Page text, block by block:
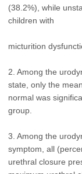
(38.2%), while
children with
micturition
2. Among the
state, only the
normal was
group.
3. Among the
symptom, all
urethral closure